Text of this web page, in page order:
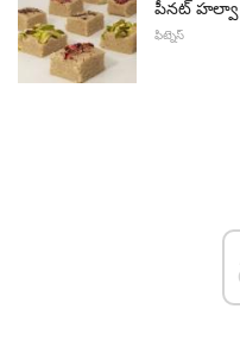
పీనట్
ఫిట్నెస్